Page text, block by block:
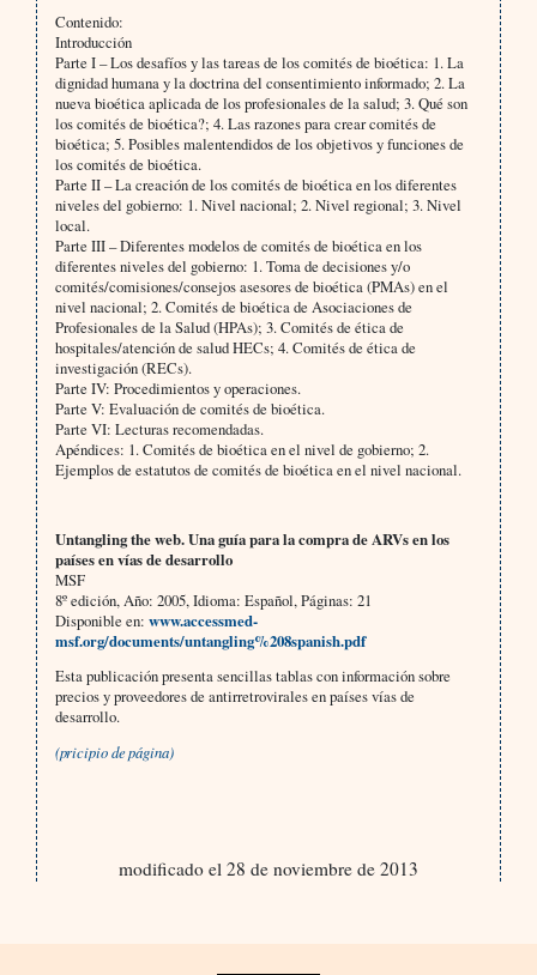
Contenido:
Introducción
Parte I – Los desafíos y las tareas de los comités de bioética: 1. La
dignidad humana y la doctrina del consentimiento informado; 2. La
nueva bioética aplicada de los profesionales de la salud; 3. Qué son
los comités de bioética?; 4. Las razones para crear comités de
bioética; 5. Posibles malentendidos de los objetivos y funciones de
los comités de bioética.
Parte II – La creación de los comités de bioética en los diferentes
niveles del gobierno: 1. Nivel nacional; 2. Nivel regional; 3. Nivel
local.
Parte III – Diferentes modelos de comités de bioética en los
diferentes niveles del gobierno: 1. Toma de decisiones y/o
comités/comisiones/consejos asesores de bioética (PMAs) en el
nivel nacional; 2. Comités de bioética de Asociaciones de
Profesionales de la Salud (HPAs); 3. Comités de ética de
hospitales/atención de salud HECs; 4. Comités de ética de
investigación (RECs).
Parte IV: Procedimientos y operaciones.
Parte V: Evaluación de comités de bioética.
Parte VI: Lecturas recomendadas.
Apéndices: 1. Comités de bioética en el nivel de gobierno; 2.
Ejemplos de estatutos de comités de bioética en el nivel nacional.
Untangling the web. Una guía para la compra de ARVs en los
países en vías de desarrollo
MSF
8º edición, Año: 2005, Idioma: Español, Páginas: 21
Disponible en: www.accessmed-
msf.org/documents/untangling%208spanish.pdf
Esta publicación presenta sencillas tablas con información sobre
precios y proveedores de antirretrovirales en países vías de
desarrollo.
(pricipio de página)
modificado el 28 de noviembre de 2013